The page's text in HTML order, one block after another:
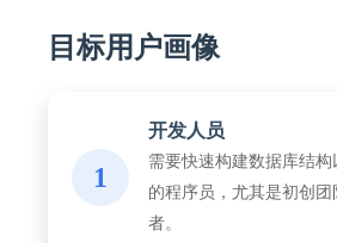
目标用户画像
1
开发人员
需要快速构建数据库结
的程序员，尤其是初创
者。